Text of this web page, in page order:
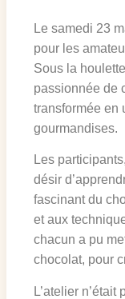
Le samedi 23
pour les
Sous la
passionnée de
transformée en
gourmandises.
Les
désir
fascinant du
et aux
chacun a pu
chocolat, pour
L’atelier